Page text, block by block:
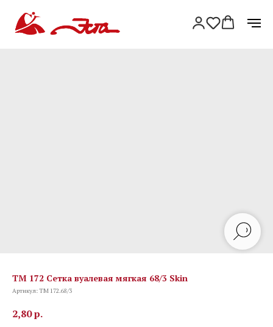
TM 172 Сетка вуалевая мягкая 68/3 Skin
Артикул:TM 172.68/3
2,80р.